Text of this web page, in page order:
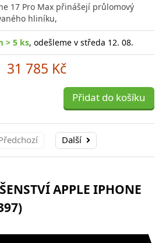
17 Pro Max přinášejí průlomový
hliníku,
> 5 ks, odešleme v středa 12. 08.
31 785 Kč
Přidat do košíku
Další
APPLE IPHONE